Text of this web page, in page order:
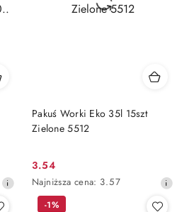
Pakuś Worki Eko 35l 15szt
Zielone 5512
Cena
promocyjna:
3.54
Najniższa
cena
Najniższa cena: 3.57
-1%